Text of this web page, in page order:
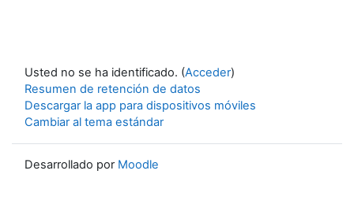
Usted no se ha identificado. (Acceder)
Resumen de retención de datos
Descargar la app para dispositivos móviles
Cambiar al tema estándar
Desarrollado por Moodle